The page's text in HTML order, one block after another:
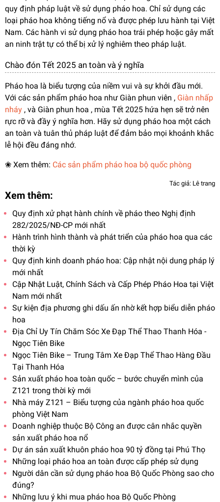
quy định pháp luật về sử dụng pháo hoa. Chỉ sử dụng các
loại pháo hoa không tiếng nổ và được phép lưu hành tại Việt
Nam. Các hành vi sử dụng pháo hoa trái phép hoặc gây mất
an ninh trật tự có thể bị xử lý nghiêm theo pháp luật.
Chào đón Tết 2025 an toàn và ý nghĩa
Pháo hoa là biểu tượng của niềm vui và sự khởi đầu mới.
Với các sản phẩm pháo hoa như Giàn phun viên , Giàn nhấp
nháy , và Giàn phun hoa , mùa Tết 2025 hứa hẹn sẽ trở nên
rực rỡ và đầy ý nghĩa hơn. Hãy sử dụng pháo hoa một cách
an toàn và tuân thủ pháp luật để đảm bảo mọi khoảnh khắc
lễ hội đều đáng nhớ.
❀ Xem thêm: Các sản phẩm pháo hoa bộ quốc phòng
Tác giả: Lê trang
Xem thêm:
Quy định xử phạt hành chính về pháo theo Nghị định
282/2025/NĐ-CP mới nhất
Hành trình hình thành và phát triển của pháo hoa qua các
thời kỳ
Quy định kinh doanh pháo hoa: Cập nhật nội dung pháp lý
mới nhất
Cập Nhật Luật, Chính Sách và Cấp Phép Pháo Hoa tại Việt
Nam mới nhất
Sự kiện địa phương ghi dấu ấn nhờ kết hợp biểu diễn pháo
hoa
Địa Chỉ Uy Tín Chăm Sóc Xe Đạp Thể Thao Thanh Hóa -
Ngọc Tiên Bike
Ngọc Tiên Bike – Trung Tâm Xe Đạp Thể Thao Hàng Đầu
Tại Thanh Hóa
Sản xuất pháo hoa toàn quốc – bước chuyển mình của
Z121 trong thời kỳ mới
Nhà máy Z121 – Biểu tượng của ngành pháo hoa quốc
phòng Việt Nam
Doanh nghiệp thuộc Bộ Công an được cân nhắc quyền
sản xuất pháo hoa nổ
Dự án sản xuất khuôn pháo hoa 90 tỷ đồng tại Phú Thọ
Những loại pháo hoa an toàn được cấp phép sử dụng
Người dân cần sử dụng pháo hoa Bộ Quốc Phòng sao cho
đúng?
Những lưu ý khi mua pháo hoa Bộ Quốc Phòng